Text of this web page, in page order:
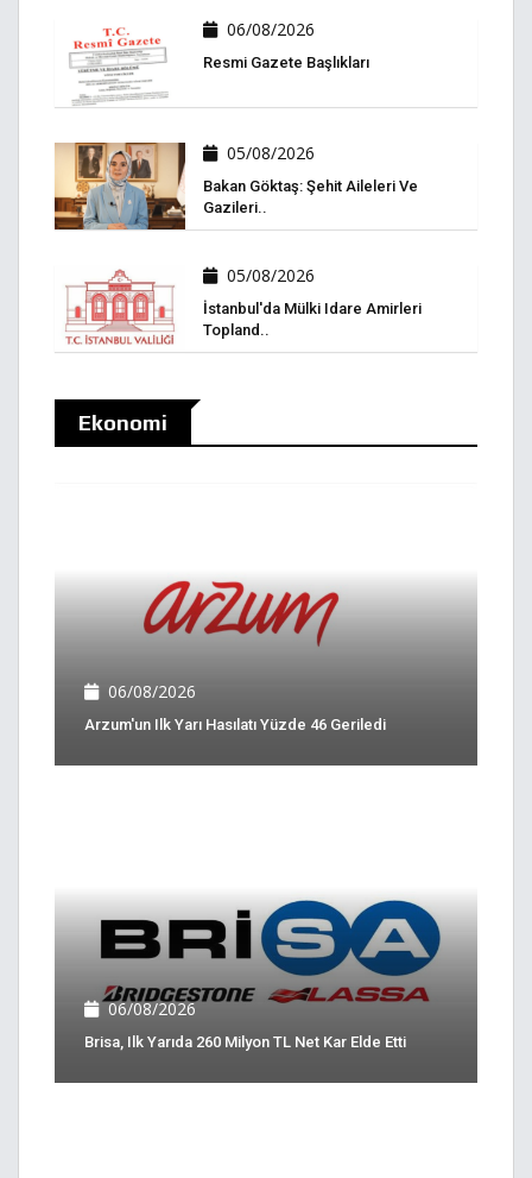
06/08/2026
Resmi Gazete Başlıkları
05/08/2026
Bakan Göktaş: Şehit Aileleri Ve
Gazileri..
05/08/2026
İstanbul'da Mülki Idare Amirleri
Topland..
Ekonomi
06/08/2026
Arzum'un Ilk Yarı Hasılatı Yüzde 46 Geriledi
06/08/2026
Brisa, Ilk Yarıda 260 Milyon TL Net Kar Elde Etti